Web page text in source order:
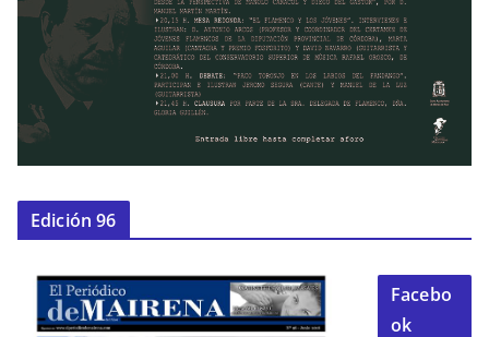
Edición 96
Facebo
ok